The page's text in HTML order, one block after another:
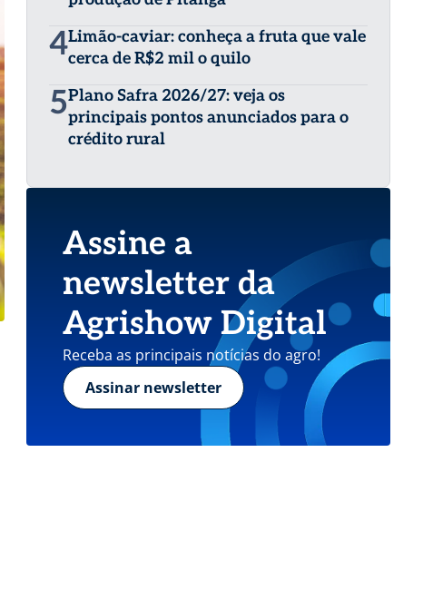
4Limão-caviar: conheça a fruta que vale
cerca de R$2 mil o quilo
5Plano Safra 2026/27: veja os
principais pontos anunciados para o
crédito rural
Assine a
newsletter da
Agrishow Digital
Receba as principais notícias do agro!
Assinar newsletter